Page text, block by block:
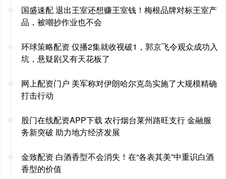
国盛速配 退出王室还想赚王室钱！梅根品牌对标王室产
品，被嘲抄作业也不会
环球策略配资 仅播2集就收视破1，郭京飞令观众成功入
坑，悬疑剧又有天花板了
网上配资门户 美军称对伊朗哈尔克岛实施了大规模精确
打击行动
股门在线配资APP下载 农行烟台莱州路旺支行 金融服
务新突破 助力地方经济发展
金致配资 白酒香型不会消失！在“各表其美”中重识白酒
香型的价值